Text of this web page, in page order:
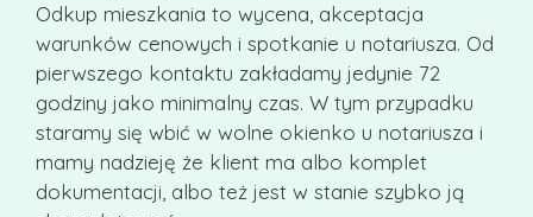
Odkup mieszkania to wycena, akceptacja
warunków cenowych i spotkanie u notariusza. Od
pierwszego kontaktu zakładamy jedynie 72
godziny jako minimalny czas. W tym przypadku
staramy się wbić w wolne okienko u notariusza i
mamy nadzieję że klient ma albo komplet
dokumentacji, albo też jest w stanie szybko ją